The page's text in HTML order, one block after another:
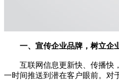
一、宣传企业品牌，树立企
互联网信息更新快、传播快
一时间推送到潜在客户眼前。对